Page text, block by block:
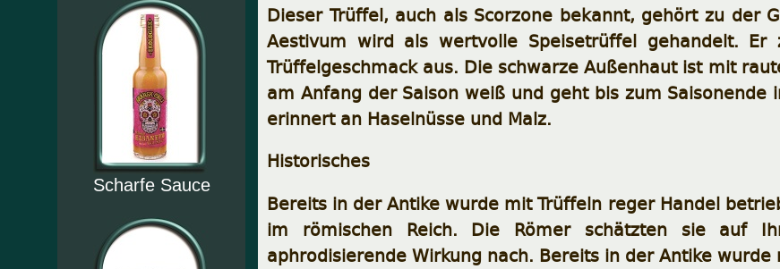
Scharfe Sauce
Dieser Trüffel, auch als Scorzone bekannt, gehört zu der
Aestivum wird als wertvolle Speisetrüffel gehandelt.
Trüffelgeschmack aus. Die schwarze Außenhaut ist mit
am Anfang der Saison weiß und geht bis zum
erinnert an Haselnüsse und Malz.
Historisches
Bereits in der Antike wurde mit Trüffeln reger Handel
im römischen Reich. Die Römer schätzten sie auf
aphrodisierende Wirkung nach. Bereits in der Antike